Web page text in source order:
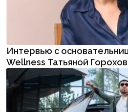
Интервью с
Wellness Татьяной